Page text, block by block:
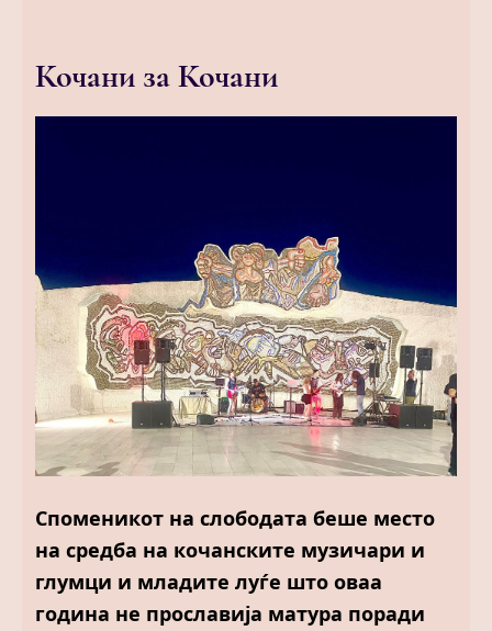
Кочани за Кочани
Споменикот на слободата беше место
на средба на кочанските музичари и
глумци и младите луѓе што оваа
година не прославија матура поради